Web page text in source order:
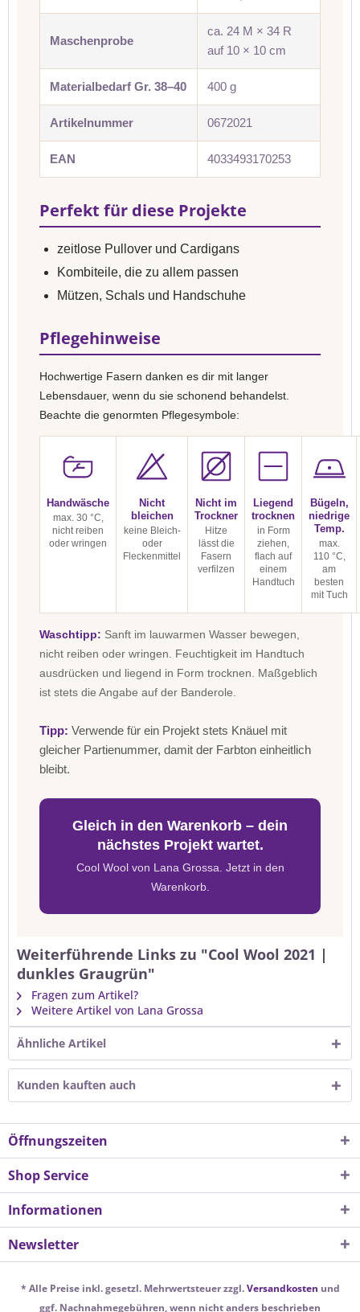
Maschenprobe
ca. 24 M × 34 R
auf 10 × 10 cm
Materialbedarf Gr. 38–40 400 g
Artikelnummer 0672021
EAN 4033493170253
Perfekt für diese Projekte
zeitlose Pullover und Cardigans
Kombiteile, die zu allem passen
Mützen, Schals und Handschuhe
Pflegehinweise
Hochwertige Fasern danken es dir mit langer
Lebensdauer, wenn du sie schonend behandelst.
Beachte die genormten Pflegesymbole:
Handwäsche
max. 30 °C,
nicht reiben
oder wringen
Nicht
bleichen
keine Bleich-
oder
Fleckenmittel
Nicht im
Trockner
Hitze
lässt die
Fasern
verfilzen
Liegend
trocknen
in Form
ziehen,
flach auf
einem
Handtuch
Bügeln,
niedrige
Temp.
max.
110 °C,
am
besten
mit Tuch
Waschtipp: Sanft im lauwarmen Wasser bewegen,
nicht reiben oder wringen. Feuchtigkeit im Handtuch
ausdrücken und liegend in Form trocknen. Maßgeblich
ist stets die Angabe auf der Banderole.
Tipp: Verwende für ein Projekt stets Knäuel mit
gleicher Partienummer, damit der Farbton einheitlich
bleibt.
Gleich in den Warenkorb – dein
nächstes Projekt wartet.
Cool Wool von Lana Grossa. Jetzt in den
Warenkorb.
Weiterführende Links zu "Cool Wool 2021 |
dunkles Graugrün"
Fragen zum Artikel?
Weitere Artikel von Lana Grossa
Ähnliche Artikel
Kunden kauften auch
Öffnungszeiten
Shop Service
Informationen
Newsletter
* Alle Preise inkl. gesetzl. Mehrwertsteuer zzgl.Versandkosten und
ggf. Nachnahmegebühren, wenn nicht anders beschrieben